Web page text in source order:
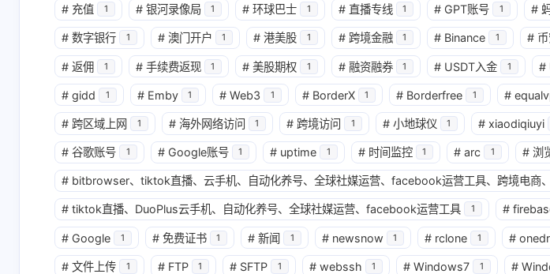
最新评论
无法获取评论，请确认相关配置是否正确
寻找
AI 11
Matrixport
bybit1
加密货币4
数字套利3
稳定币入金
# 充值 1 # 银河录像局 1 # 环球巴士 1 # 直播专线 1 # GPT账号 1 #
# 数字银行 1 # 澳门开户 1 # 港美股 1 # 跨境金融 1 # Binance 1 #
# 返佣 1 # 手续费返现 1 # 美股期权 1 # 融资融券 1 # USDT入金 1 #
# gidd 1 # Emby 1 # Web3 1 # BorderX 1 # Borderfree 1 #
# 跨区域上网 1 # 海外网络访问 1 # 跨境访问 1 # 小地球仪 1 # xiaodiqiuyi
# 谷歌账号 1 # Google账号 1 # uptime 1 # 时间监控 1 # arc 1 # 浏
# bitbrowser、tiktok直播、云手机、自动化养号、全球社媒运营、facebook运营工具、跨境电商
# tiktok直播、DuoPlus云手机、自动化养号、全球社媒运营、facebook运营工具 1 #
# Google 1 # 免费证书 1 # 新闻 1 # newsnow 1 # rclone 1 #
# 文件上传 1 # FTP 1 # SFTP 1 # webssh 1 # Windows7 1 #